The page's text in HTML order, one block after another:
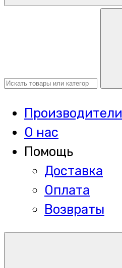
Производители
О нас
Помощь
Доставка
Оплата
Возвраты